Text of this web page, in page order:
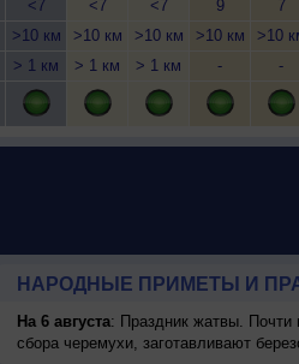
<7
>10 км
> 1 км
<7
>10 км
> 1 км
<7
>10 км
> 1 км
9
>10 км
-
7
>10
-
НАРОДНЫЕ ПРИМЕТЫ И
На 6 августа: Праздник жатвы. Почти
сбора черемухи, заготавливают